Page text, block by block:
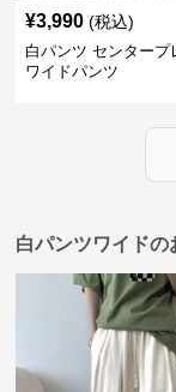
¥3,990 (税込)
白パンツ センタープ
ワイドパンツ
白パンツワイドの